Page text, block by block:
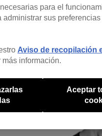
para el
administrar sus
Aviso de recopilación
más información.
Aceptar